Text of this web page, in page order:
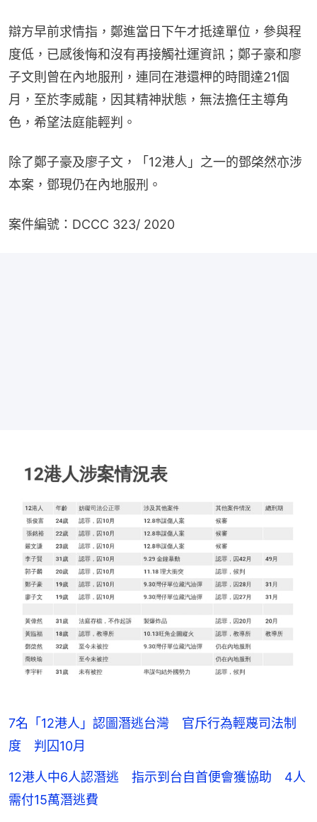
辯方早前求情指，鄭進當日下午才抵達單位，參與程
度低，已感後悔和沒有再接觸社運資訊；鄭子豪和廖
子文則曾在內地服刑，連同在港還柙的時間達21個
月，至於李威龍，因其精神狀態，無法擔任主導角
色，希望法庭能輕判。
除了鄭子豪及廖子文，「12港人」之一的鄧棨然亦涉
本案，鄧現仍在內地服刑。
案件編號：DCCC 323/ 2020
7名「12港人」認圖潛逃台灣 官斥行為輕蔑司法制
度 判囚10月
12港人中6人認潛逃 指示到台自首便會獲協助 4人
需付15萬潛逃費